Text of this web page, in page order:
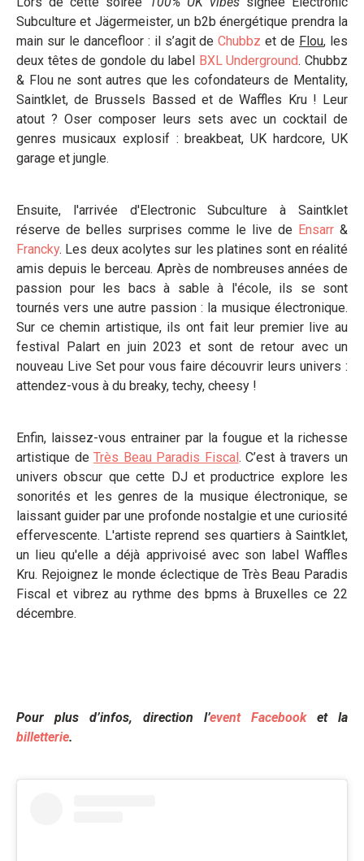
Subculture et Jägermeister, un b2b énergétique prendra la
main sur le dancefloor : il s’agit deChubbz et de Flou, les
deux têtes de gondole du label
BXL Underground. Chubbz
& Flou ne sont autres que les cofondateurs de Mentality,
Saintklet, de Brussels Bassed et de Waffles Kru ! Leur
atout ? Oser composer leurs sets avec un cocktail de
genres musicaux explosif : breakbeat, UK hardcore, UK
garage et jungle.
Ensuite, l'arrivée d'Electronic Subculture à Saintklet
réserve de belles surprises comme le live de Ensarr &
Francky. Les deux acolytes sur les platines sont en réalité
amis depuis le berceau. Après de nombreuses années de
passion pour les bacs à sable à l'école, ils se sont
tournés vers une autre passion : la musique électronique.
Sur ce chemin artistique, ils ont fait leur premier live au
festival Palart en juin 2023 et sont de retour avec un
nouveau Live Set pour vous faire découvrir leurs univers :
attendez-vous à du breaky, techy, cheesy !
Enfin, laissez-vous entrainer par la fougue et la richesse
artistique deTrès Beau Paradis Fiscal . C’est à travers un
univers obscur que cette DJ et productrice explore les
sonorités et les genres de la musique électronique, se
laissant guider par une profonde nostalgie et une curiosité
effervescente. L'artiste reprend ses quartiers à Saintklet,
un lieu qu'elle a déjà apprivoisé avec son label Waffles
Kru. Rejoignez le monde éclectique de Très Beau Paradis
Fiscal et vibrez au rythme des bpms à Bruxelles ce 22
décembre.
Pour plus d’infos, direction l’event Facebook et la
billetterie.